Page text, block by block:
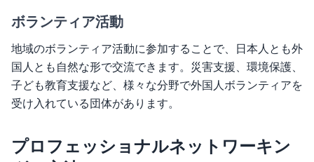
ボランティア活動
地域のボランティア活動に参加することで、日本人とも外
国人とも自然な形で交流できます。災害支援、環境保護、
子ども教育支援など、様々な分野で外国人ボランティアを
受け入れている団体があります。
プロフェッショナルネットワーキン